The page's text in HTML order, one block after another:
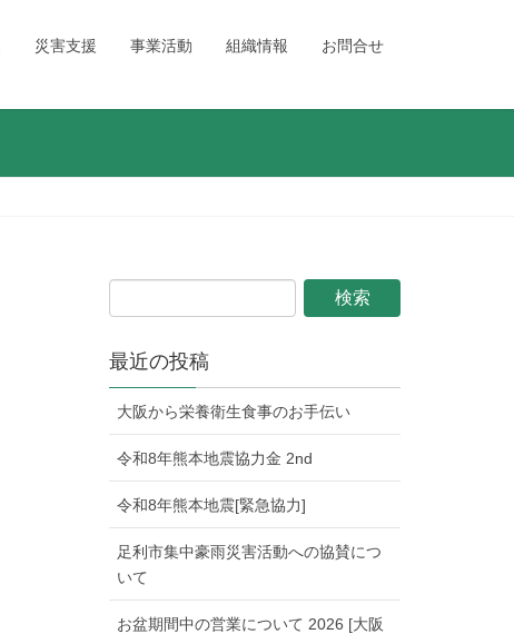
災害支援 事業活動 組織情報 お問合せ
最近の投稿
大阪から栄養衛生食事のお手伝い
令和8年熊本地震協力金 2nd
令和8年熊本地震[緊急協力]
足利市集中豪雨災害活動への協賛につ
いて
お盆期間中の営業について 2026 [大阪